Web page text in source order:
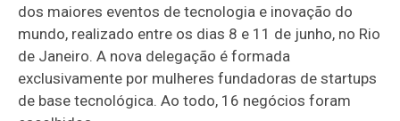
dos maiores eventos de tecnologia e inovação do
mundo, realizado entre os dias 8 e 11 de junho, no Rio
de Janeiro. A nova delegação é formada
exclusivamente por mulheres fundadoras de startups
de base tecnológica. Ao todo, 16 negócios foram